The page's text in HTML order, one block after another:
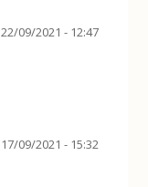
22/09/2021 - 12:47
17/09/2021 - 15:32